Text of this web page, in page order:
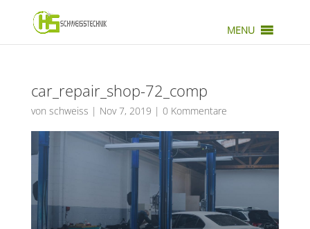
MENU
car_repair_shop-72_comp
von schweiss | Nov 7, 2019 | 0 Kommentare